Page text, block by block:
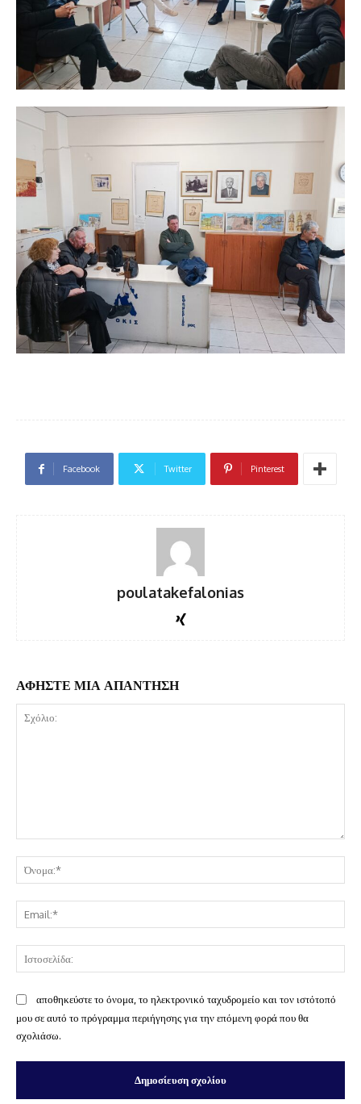
Facebook Twitter Pinterest
poulatakefalonias
ΑΦΗΣΤΕ ΜΙΑ ΑΠΑΝΤΗΣΗ
αποθηκεύστε το όνομα, το ηλεκτρονικό ταχυδρομείο και τον ιστότοπό
μου σε αυτό το πρόγραμμα περιήγησης για την επόμενη φορά που θα
σχολιάσω.